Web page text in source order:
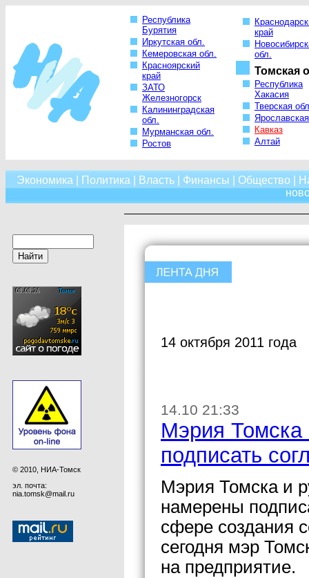
Республика
Бурятия
Иркутская обл.
Кемеровская обл.
Красноярский
край
ЗАТО
Железногорск
Калининградская
обл.
Мурманская обл.
Ростов
край
обл.
Томская
Республика
Хакасия
Тверская
Кавказ
Алтай
Экономика Политика Власть| Финансы Общество
© 2010, НИА-Томск
эл. почта:
nia.tomsk@mail.ru
14 октября 2011 года
14.10 21:33
Мэрия
подписать
Мэрия Томска и
намерены
сфере создания
сегодня мэр
на предприятие.